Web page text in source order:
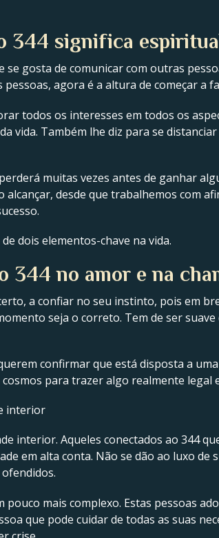
344 significa
se gosta de comunicar com outras
agora é a altura de começar a
todos os interesses em todos os
vida. Também lhe diz para se
muitas vezes antes de ganhar
desde que trabalhemos com
dois elementos-chave na vida.
no amor e na
a confiar no seu instinto, pois em
seja o correto. Tem de ser
confirmar que está disposta a
para trazer algo realmente legal
interior
interior. Aqueles conectados ao 344
em alta conta. Não se dão ao luxo
mais complexo. Estas pessoas
que pode cuidar de todas as suas